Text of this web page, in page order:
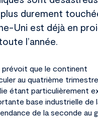
plus durement
Uni est déjà en
l’année.
prévoit que le continent
au quatrième
étant particulièrement
base industrielle de
de la seconde au